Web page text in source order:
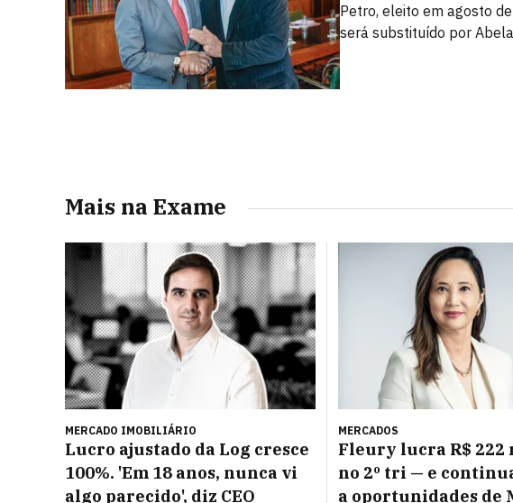
Petro, eleito em agosto
será substituído por
Mais na Exame
MERCADO IMOBILIÁRIO
Lucro ajustado da Log cresce
100%. 'Em 18 anos, nunca vi
algo parecido', diz CEO
MERCADOS
Fleury lucra R$ 222
no 2º tri — e
a oportunidades de